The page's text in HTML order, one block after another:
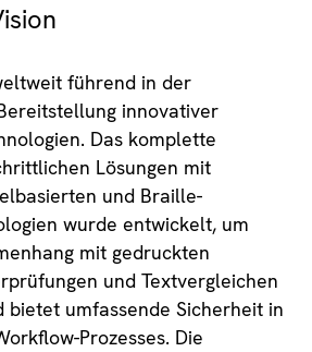
führend in der
innovativer
Das komplette
Lösungen mit
und Braille-
wurde entwickelt, um
mit gedruckten
und Textvergleichen
bietet umfassende Sicherheit in
Prozesses. Die